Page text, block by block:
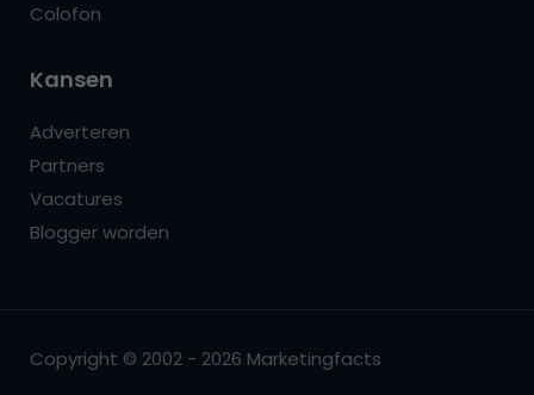
Colofon
Kansen
Adverteren
Partners
Vacatures
Blogger worden
Copyright © 2002 - 2026 Marketingfacts